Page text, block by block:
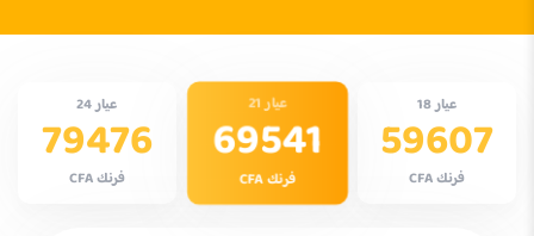
عيار 18
59607
فرنك CFA
عيار 21
69541
فرنك CFA
عيار 24
79476
فرنك CFA